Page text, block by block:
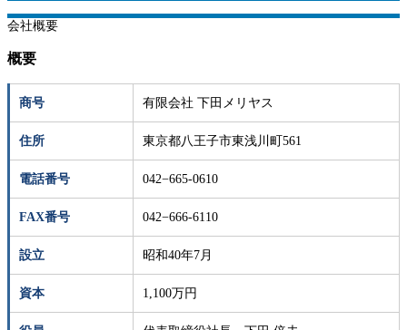
会社概要
概要
商号 有限会社 下田メリヤス
住所 東京都八王子市東浅川町561
電話番号 042−665-0610
FAX番号 042−666-6110
設立 昭和40年7月
資本 1,100万円